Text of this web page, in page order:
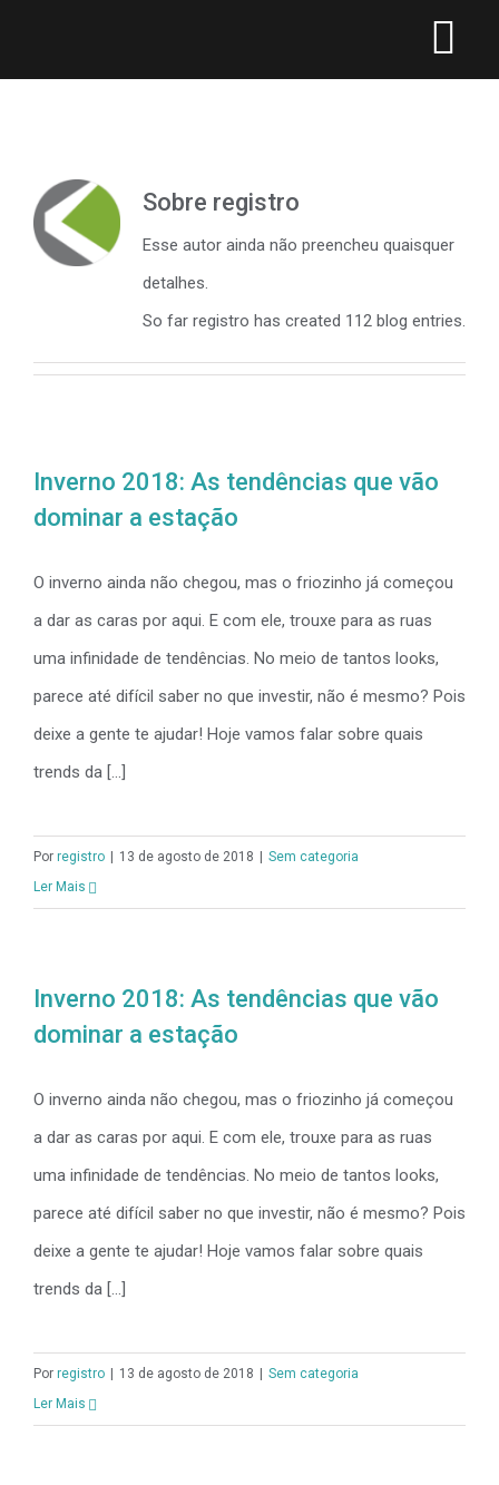
Matriz
Matriz
Matriz Injeção
Matriz Injeção
Blog
Sobre registro
Esse autor ainda não preencheu quaisquer
detalhes.
So far registro has created 112 blog entries.
Inverno 2018: As tendências que vão
dominar a estação
O inverno ainda não chegou, mas o friozinho já começou
a dar as caras por aqui. E com ele, trouxe para as ruas
uma infinidade de tendências. No meio de tantos looks,
parece até difícil saber no que investir, não é mesmo? Pois
deixe a gente te ajudar! Hoje vamos falar sobre quais
trends da [...]
Por registro 13 de agosto de 2018
Sem categoria
Ler Mais
Inverno 2018: As tendências que vão
dominar a estação
O inverno ainda não chegou, mas o friozinho já começou
a dar as caras por aqui. E com ele, trouxe para as ruas
uma infinidade de tendências. No meio de tantos looks,
parece até difícil saber no que investir, não é mesmo? Pois
deixe a gente te ajudar! Hoje vamos falar sobre quais
trends da [...]
Por registro 13 de agosto de 2018
Sem categoria
Ler Mais